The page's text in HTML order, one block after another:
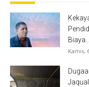
Biaya...
Kamis,